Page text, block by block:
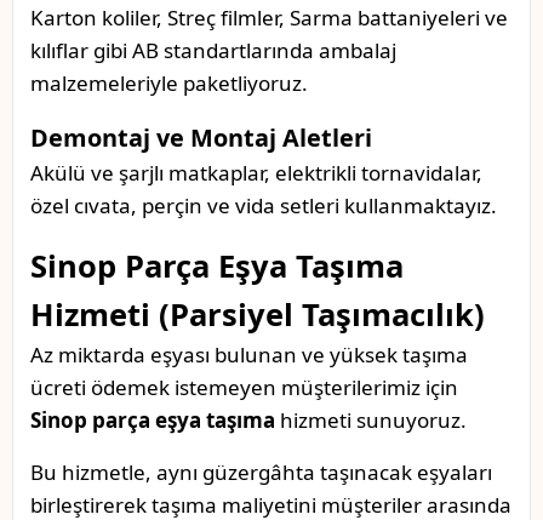
Karton koliler, Streç filmler, Sarma battaniyeleri ve
kılıflar gibi AB standartlarında ambalaj
malzemeleriyle paketliyoruz.
Demontaj ve Montaj Aletleri
Akülü ve şarjlı matkaplar, elektrikli tornavidalar,
özel cıvata, perçin ve vida setleri kullanmaktayız.
Sinop Parça Eşya Taşıma
Hizmeti (Parsiyel Taşımacılık)
Az miktarda eşyası bulunan ve yüksek taşıma
ücreti ödemek istemeyen müşterilerimiz için
Sinop parça eşya taşıma hizmeti sunuyoruz.
Bu hizmetle, aynı güzergâhta taşınacak eşyaları
birleştirerek taşıma maliyetini müşteriler arasında